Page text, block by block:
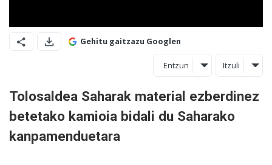
Gehitu gaitzazu Googlen
Entzun Itzuli
Tolosaldea Saharak material ezberdinez
betetako kamioia bidali du Saharako
kanpamenduetara